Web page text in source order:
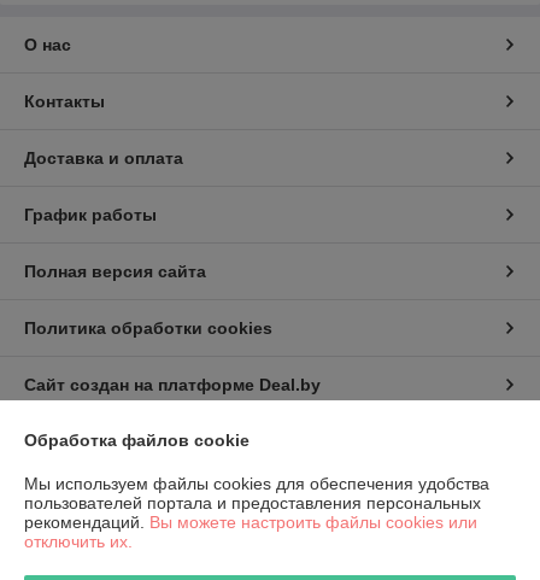
О нас
Контакты
Доставка и оплата
График работы
Полная версия сайта
Политика обработки cookies
Сайт создан на платформе Deal.by
Юридическое лицо:КИП-Эксперт ООО
220007, г. Минск, ул. Жуковского, 11А, пом. №6
Обработка файлов cookie
Мы используем файлы cookies для обеспечения удобства
пользователей портала и предоставления персональных
рекомендаций. Вы можете настроить файлы cookies или
отключить их.